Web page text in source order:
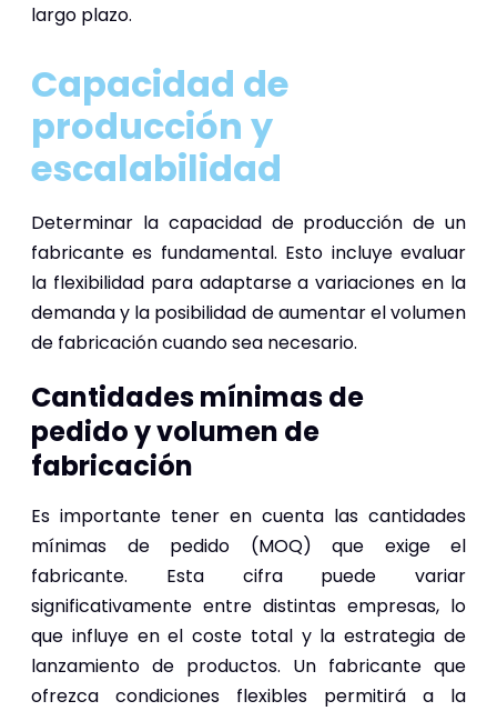
largo plazo.
Capacidad de
producción y
escalabilidad
Determinar la capacidad de producción de un
fabricante es fundamental. Esto incluye evaluar
la flexibilidad para adaptarse a variaciones en la
demanda y la posibilidad de aumentar el volumen
de fabricación cuando sea necesario.
Cantidades mínimas de
pedido y volumen de
fabricación
Es importante tener en cuenta las cantidades
mínimas de pedido (MOQ) que exige el
fabricante. Esta cifra puede variar
significativamente entre distintas empresas, lo
que influye en el coste total y la estrategia de
lanzamiento de productos. Un fabricante que
ofrezca condiciones flexibles permitirá a la